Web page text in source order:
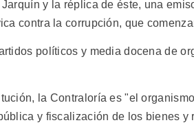
y la réplica de éste, una
contra la corrupción, que
políticos y media docena de
la Contraloría es "el
y fiscalización de los bienes y